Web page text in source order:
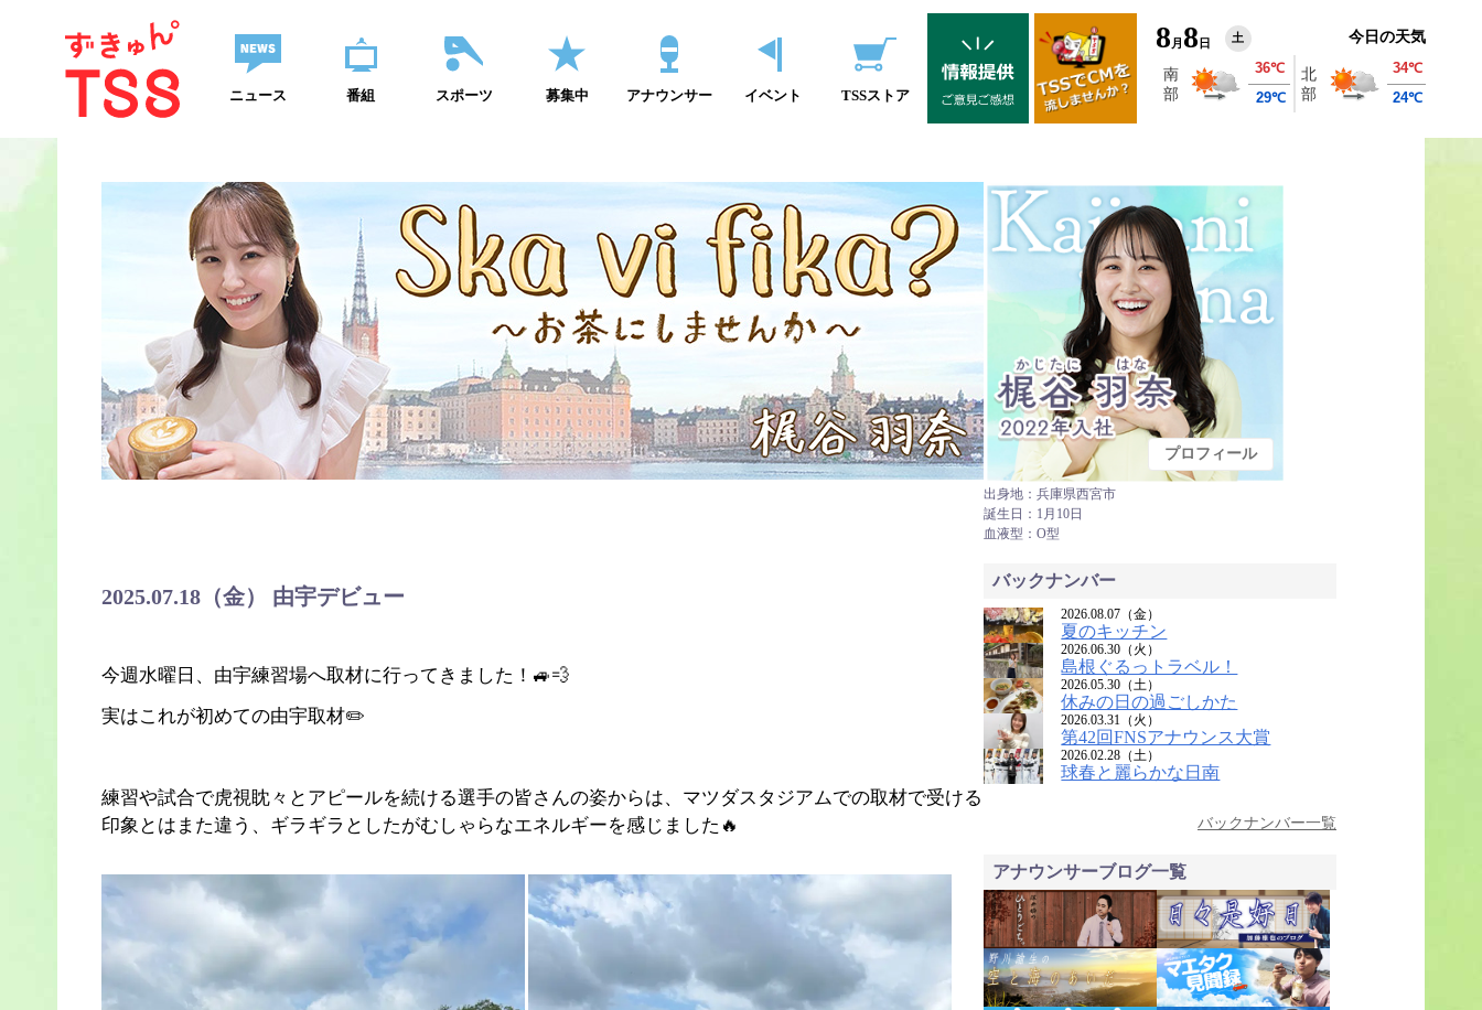
ニュース 番組 スポーツ 募集中 アナウンサー イベント TSSストア
8 月 8 日 土 今日の天気
プロフィール
出身地：兵庫県西宮市
誕生日：1月10日
血液型：O型
2025.07.18（金） 由宇デビュー
今週水曜日、由宇練習場へ取材に行ってきました！🚙💨
実はこれが初めての由宇取材✏️
練習や試合で虎視眈々とアピールを続ける選手の皆さんの姿からは、マツダスタジアムでの取材で受ける
印象とはまた違う、ギラギラとしたがむしゃらなエネルギーを感じました🔥
バックナンバー
2026.08.07（金）
夏のキッチン
2026.06.30（火）
島根ぐるっトラベル！
2026.05.30（土）
休みの日の過ごしかた
2026.03.31（火）
第42回FNSアナウンス大賞
2026.02.28（土）
球春と麗らかな日南
バックナンバー一覧
アナウンサーブログ一覧